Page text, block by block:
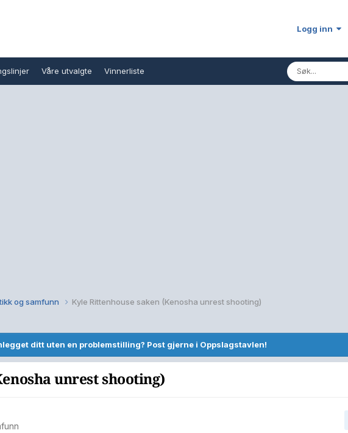
Logg inn
Våre utvalgte Vinnerliste
og samfunn Kyle Rittenhouse saken (Kenosha unrest shooting)
ditt uten en problemstilling? Post gjerne i Oppslagstavlen!
unrest shooting)